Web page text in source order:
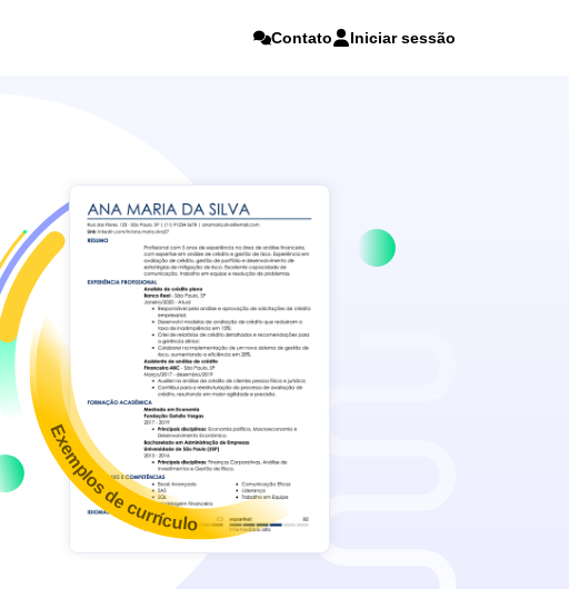
Contato Iniciar sessão
Exemplos de currículo